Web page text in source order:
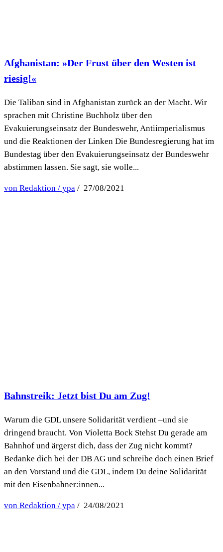
Afghanistan: »Der Frust über den Westen ist
riesig!«
Die Taliban sind in Afghanistan zurück an der Macht. Wir
sprachen mit Christine Buchholz über den
Evakuierungseinsatz der Bundeswehr, Antiimperialismus
und die Reaktionen der Linken Die Bundesregierung hat im
Bundestag über den Evakuierungseinsatz der Bundeswehr
abstimmen lassen. Sie sagt, sie wolle...
von Redaktion / ypa / 27/08/2021
Bahnstreik: Jetzt bist Du am Zug!
Warum die GDL unsere Solidarität verdient –und sie
dringend braucht. Von Violetta Bock Stehst Du gerade am
Bahnhof und ärgerst dich, dass der Zug nicht kommt?
Bedanke dich bei der DB AG und schreibe doch einen Brief
an den Vorstand und die GDL, indem Du deine Solidarität
mit den Eisenbahner:innen...
von Redaktion / ypa / 24/08/2021